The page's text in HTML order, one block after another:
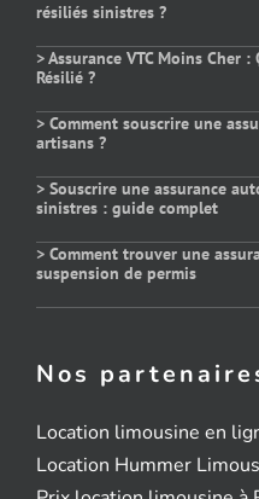
résiliés sinistres ?
> Assurance VTC Moins Cher
Résilié ?
> Comment souscrire une
artisans ?
> Souscrire une assurance
sinistres : guide complet
> Comment trouver une
suspension de permis
Nos
Location limousine en
Location Hummer